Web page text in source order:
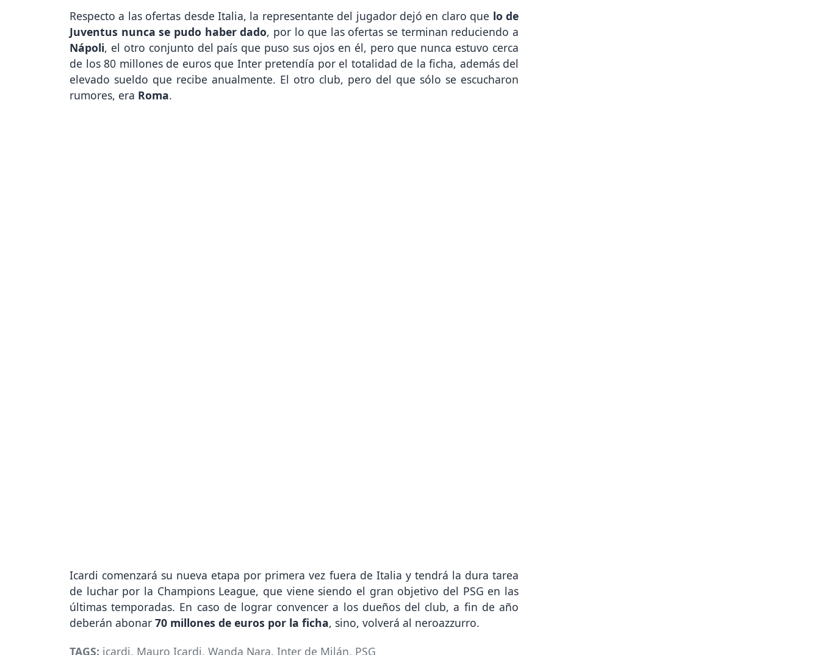
Respecto a las ofertas desde Italia, la representante del jugador dejó en claro que lo de
Juventus nunca se pudo haber dado, por lo que las ofertas se terminan reduciendo a
Nápoli, el otro conjunto del país que puso sus ojos en él, pero que nunca estuvo cerca
de los 80 millones de euros que Inter pretendía por el totalidad de la ficha, además del
elevado sueldo que recibe anualmente. El otro club, pero del que sólo se escucharon
rumores, era Roma.
Icardi comenzará su nueva etapa por primera vez fuera de Italia y tendrá la dura tarea
de luchar por la Champions League, que viene siendo el gran objetivo del PSG en las
últimas temporadas. En caso de lograr convencer a los dueños del club, a fin de año
deberán abonar 70 millones de euros por la ficha, sino, volverá al neroazzurro.
TAGS: icardi, Mauro Icardi, Wanda Nara, Inter de Milán, PSG